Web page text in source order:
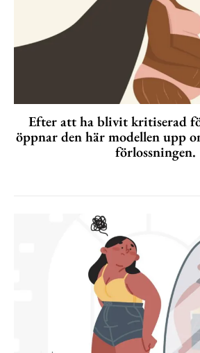
Efter att ha blivit kritiserad
öppnar den här modellen upp
förlossningen.